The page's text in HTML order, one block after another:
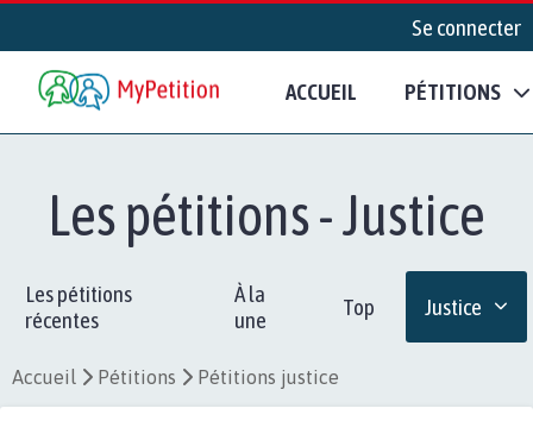
Se connecter
ACCUEIL PÉTITIONS
Les pétitions - Justice
Les pétitions
récentes
À la
une
Top Justice
Accueil Pétitions Pétitions justice